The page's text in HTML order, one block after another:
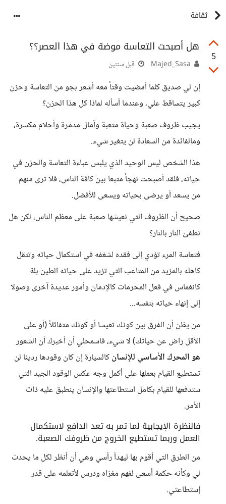
ثقافة
5
هل أصبحت التعاسة موضة في هذا العصر؟؟
قبل سنتين
إن لي صديق كلما أمضيت وقتاً معه أشعر بجو من التعاسة وحزن
كبير يتساقط علي، وعندما أسأله لماذا كل هذا الحزن؟
يجيب ظروف صعبة وحياة متعبة وآمال مدمرة وأحلام مكسرة،
ومالفائدة من السعادة لن يتغير شيء.
هذا الشخص ليس الوحيد الذي يلبس عباءة التعاسة والحزن في
حياته، فلقد أصبحت نهجاً متبعا بين كافة الناس، فلا ترى منهم
من يسعد أو يرضى بحياته ويسعى للأفضل.
صحيح أن الظروف التي نعيشها صعبة على معظم الناس، لكن هل
نطفئ النار بالنار؟
فتعاسة المرء تؤدي إلى فقده لشغفه في استكمال حياته وتثقل
كاهله بالمزيد من المتاعب التي تزيد على حياته الطين بلة
كانغماس في فعل المحرمات كالإدمان وأمور عديدة آخرى وصولا
إلى إنهاء حياته بنفسه...
من يظن أن الفرق بين كونك تعيسا أو كونك متفائلاً (أو على
الأقل راض عن حياتك) لا شيء، فاسمحلي أن أخبرك أن الشعور
هو المحرك الأساسي للإنسانكالسيارة إن كان وقودها رديئا لن
تستطيع القيام بعملها على أكمل وجه عكس الوقود الجيد التي
ستدفعها للقيام بكامل استطاعتها والإنسان ينطبق عليه ذات
الأمر.
فالنظرة الإيجابية لما تمر به تعد الدافع لاستكمال
العمل وربما تستطيع الخروج من ظروفك الصعبة.
من الطرق التي أقوم بها ليهدأ رأسي وهي أن أنظر لكل ما يحدث
لي وكأنه حكمة أسعى لفهم مغزاه ودرس لأتعلمه على قدر
إستطاعتي.